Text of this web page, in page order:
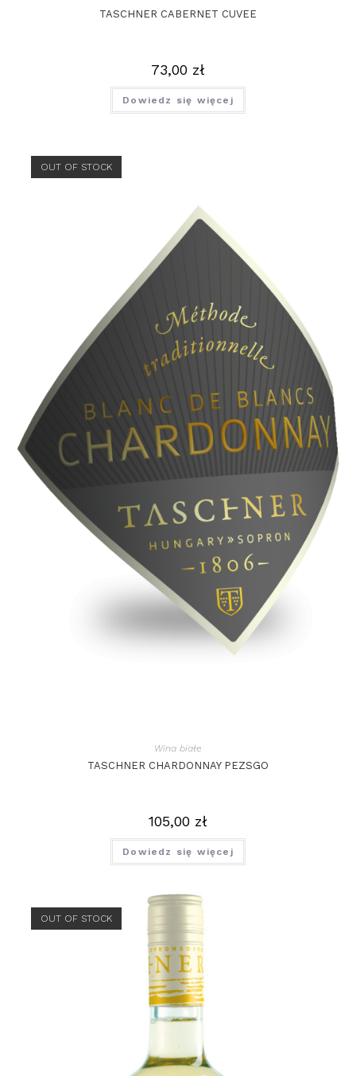
TASCHNER CABERNET CUVEE
73,00 zł
Dowiedz się więcej
OUT OF STOCK
Wina białe
TASCHNER CHARDONNAY PEZSGO
105,00 zł
Dowiedz się więcej
OUT OF STOCK